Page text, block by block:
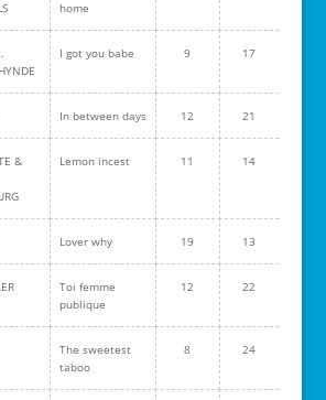
home
I got you babe 9 17
In between days 12 21
&
Lemon incest 11 14
Lover why 19 13
Toi femme
publique
12 22
The sweetest
taboo
8 24